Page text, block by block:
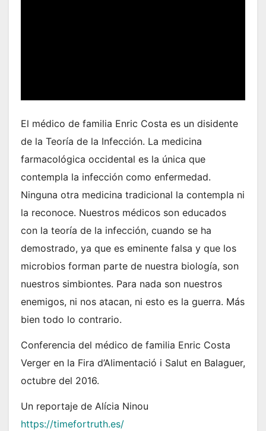
El médico de familia Enric Costa es un disidente
de la Teoría de la Infección. La medicina
farmacológica occidental es la única que
contempla la infección como enfermedad.
Ninguna otra medicina tradicional la contempla ni
la reconoce. Nuestros médicos son educados
con la teoría de la infección, cuando se ha
demostrado, ya que es eminente falsa y que los
microbios forman parte de nuestra biología, son
nuestros simbiontes. Para nada son nuestros
enemigos, ni nos atacan, ni esto es la guerra. Más
bien todo lo contrario.
Conferencia del médico de familia Enric Costa
Verger en la Fira d’Alimentació i Salut en Balaguer,
octubre del 2016.
Un reportaje de Alícia Ninou
https://timefortruth.es/